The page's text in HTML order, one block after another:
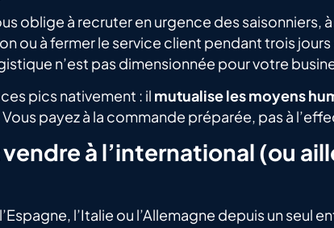
oblige à recruter en urgence des saisonniers,
ou à fermer le service client pendant trois
n’est pas dimensionnée pour votre
pics nativement : il mutualise les moyens
payez à la commande préparée, pas à
à l’international (ou
l’Italie ou l’Allemagne depuis un seul